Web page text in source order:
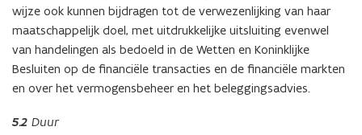
wijze ook kunnen bijdragen tot de verwezenlijking van haar
maatschappelijk doel, met uitdrukkelijke uitsluiting evenwel
van handelingen als bedoeld in de Wetten en Koninklijke
Besluiten op de financiële transacties en de financiële markten
en over het vermogensbeheer en het beleggingsadvies.
5.2 Duur